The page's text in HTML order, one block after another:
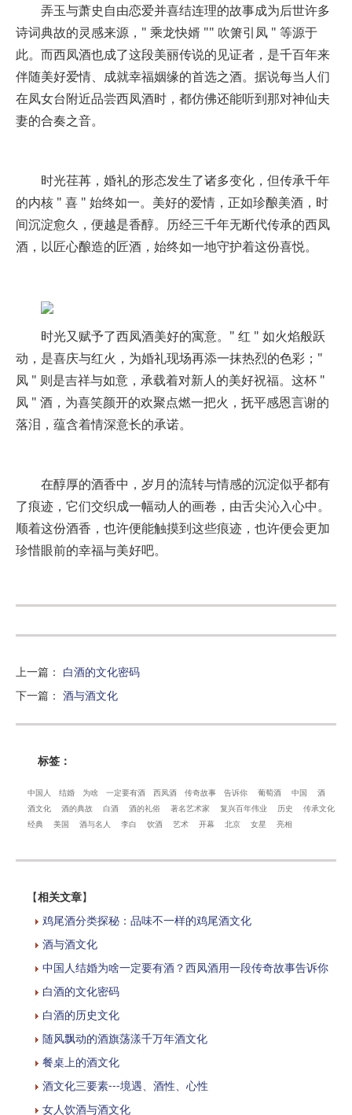
弄玉与萧史自由恋爱并喜结连理的故事成为后世许多
诗词典故的灵感来源，" 乘龙快婿 "" 吹箫引凤 " 等源于
此。而西凤酒也成了这段美丽传说的见证者，是千百年来
伴随美好爱情、成就幸福姻缘的首选之酒。据说每当人们
在凤女台附近品尝西凤酒时，都仿佛还能听到那对神仙夫
妻的合奏之音。
时光荏苒，婚礼的形态发生了诸多变化，但传承千年
的内核 " 喜 " 始终如一。美好的爱情，正如珍酿美酒，时
间沉淀愈久，便越是香醇。历经三千年无断代传承的西凤
酒，以匠心酿造的匠酒，始终如一地守护着这份喜悦。
时光又赋予了西凤酒美好的寓意。" 红 " 如火焰般跃
动，是喜庆与红火，为婚礼现场再添一抹热烈的色彩；"
凤 " 则是吉祥与如意，承载着对新人的美好祝福。这杯 "
凤 " 酒，为喜笑颜开的欢聚点燃一把火，抚平感恩言谢的
落泪，蕴含着情深意长的承诺。
在醇厚的酒香中，岁月的流转与情感的沉淀似乎都有
了痕迹，它们交织成一幅动人的画卷，由舌尖沁入心中。
顺着这份酒香，也许便能触摸到这些痕迹，也许便会更加
珍惜眼前的幸福与美好吧。
上一篇 ： 白酒的文化密码
下一篇 ： 酒与酒文化
标签：
中国人 结婚 为啥 一定要有酒 西凤酒 传奇故事 告诉你 葡萄酒 中国
酒
酒文化
酒的典故 白酒 酒的礼俗 著名艺术家 复兴百年伟业 历史
传承文化
经典
美国 酒与名人 李白 饮酒 艺术 开幕 北京 女星 亮相
【相关文章】
鸡尾酒分类探秘：品味不一样的鸡尾酒文化
酒与酒文化
中国人结婚为啥一定要有酒？西凤酒用一段传奇故事告诉你
白酒的文化密码
白酒的历史文化
随风飘动的酒旗荡漾千万年酒文化
餐桌上的酒文化
酒文化三要素---境遇、酒性、心性
女人饮酒与酒文化